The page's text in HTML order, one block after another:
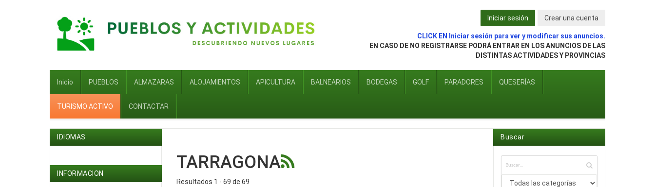
Crear una cuenta
Iniciar sesión
CLICK EN Iniciar sesión para ver y modificar sus anuncios.
EN CASO DE NO REGISTRARSE PODRÁ ENTRAR EN LOS ANUNCIOS DE LAS
DISTINTAS ACTIVIDADES Y PROVINCIAS
Inicio PUEBLOS ALMAZARAS ALOJAMIENTOS APICULTURA BALNEARIOS BODEGAS GOLF PARADORES QUESERÍAS
TURISMO ACTIVO CONTACTAR
TARRAGONA
Resultados 1 - 69 de 69
IDIOMAS
INFORMACION
Buscar